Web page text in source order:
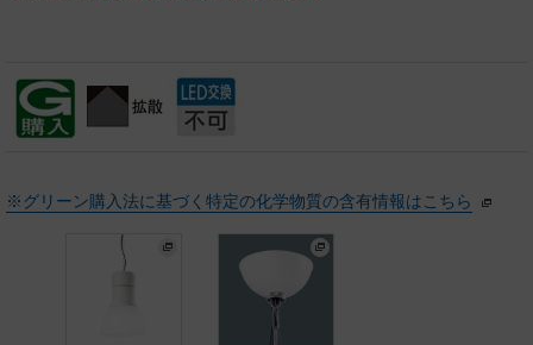
※グリーン購入法に基づく特定の化学物質の含有情報はこちら